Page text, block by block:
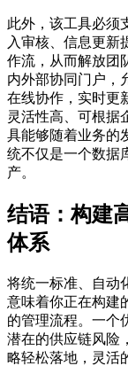
此外，该工具必须
入审核、信息更新
作流，从而解放团
内外部协同门户，
在线协作，实时更
灵活性高、可根据
具能够随着业务的
统不仅是一个数据
产。
结语：构建
体系
将统一标准、自动
意味着你正在构建
的管理流程。一个
潜在的供应链风险
略轻松落地，灵